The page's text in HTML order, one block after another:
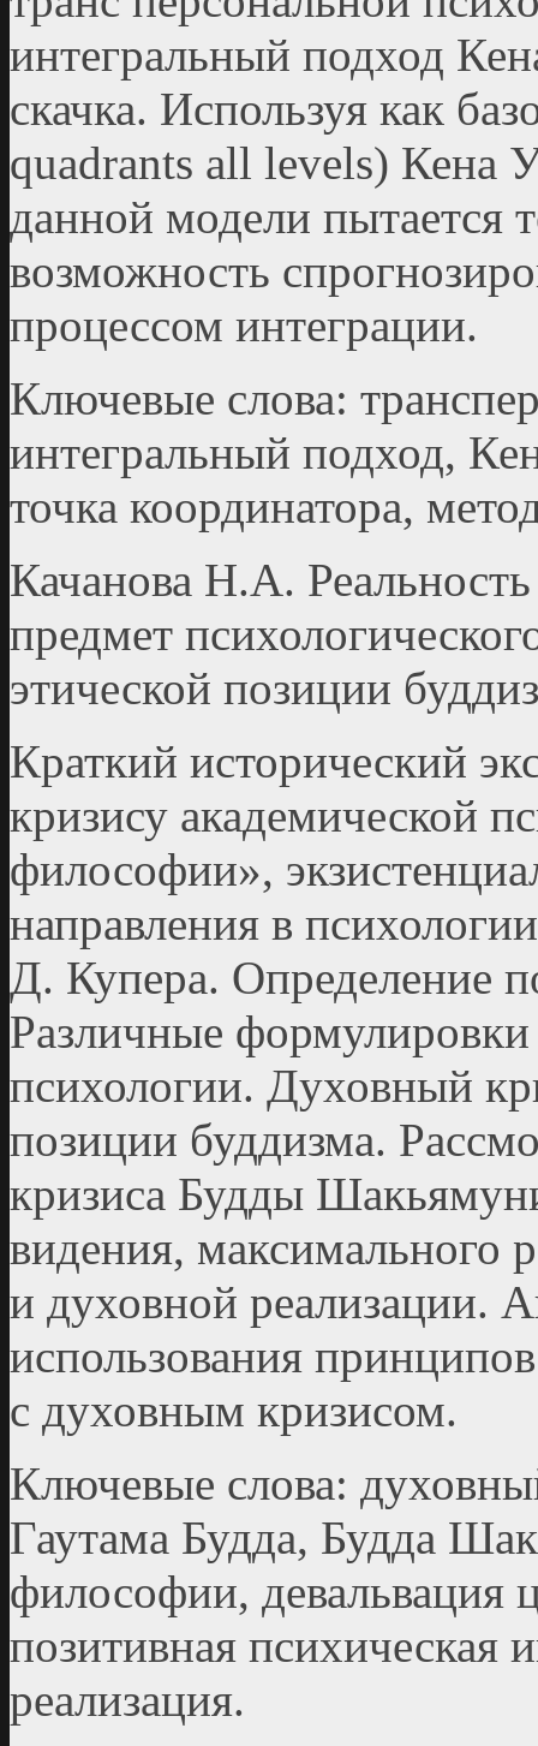
интегральный подход
скачка. Используя как
quadrants all levels) Кена
данной модели пытается
возможность
процессом интеграции.
Ключевые слова:
интегральный подход,
точка координатора,
Качанова Н.А.
предмет
этической позиции
Краткий исторический
кризису академической
философии»,
направления в
Д. Купера. Определение
Различные
психологии. Духовный
позиции буддизма.
кризиса Будды
видения, максимального
и духовной реализации.
использования
с духовным кризисом.
Ключевые слова:
Гаутама Будда, Будда
философии, девальвация
позитивная психическая
реализация.